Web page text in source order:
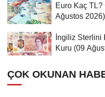
Euro Kaç
Ağustos 2026)
İngiliz Sterlini
Kuru (09
ÇOK OKUNAN